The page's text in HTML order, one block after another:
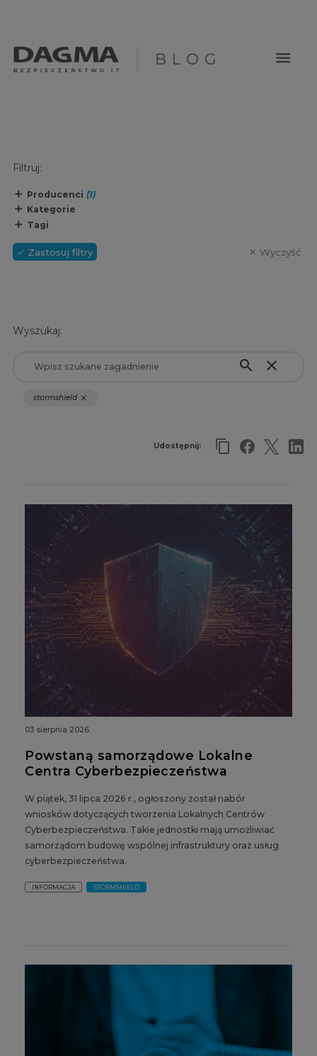
menu
Filtruj:
Producenci (1)
Kategorie
Tagi
Zastosuj filtry Wyczyść
Wyszukaj:
search close
stormshield close
Udostępnij:
03 sierpnia 2026
Powstaną samorządowe Lokalne
Centra Cyberbezpieczeństwa
W piątek, 31 lipca 2026 r., ogłoszony został nabór
wniosków dotyczących tworzenia Lokalnych Centrów
Cyberbezpieczeństwa. Takie jednostki mają umożliwiać
samorządom budowę wspólnej infrastruktury oraz usług
cyberbezpieczeństwa.
INFORMACJA STORMSHIELD